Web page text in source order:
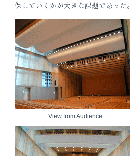
保していくかが大きな課題であった。
View from Audience